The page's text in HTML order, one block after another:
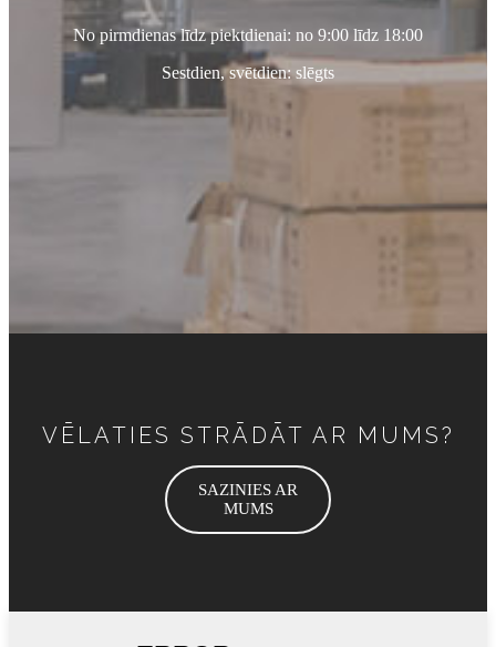
No pirmdienas līdz piektdienai: no 9:00 līdz 18:00
Sestdien, svētdien: slēgts
VĒLATIES STRĀDĀT AR MUMS?
SAZINIES AR
MUMS